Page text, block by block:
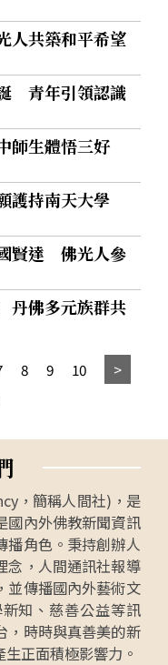
人共築和平希望
青年引領認識
師生體悟三好
護持南天大學
賢達 佛光人參
丹佛多元族群共
8 9 10
，簡稱人間社)，是
國內外佛教新聞資訊
播角色。秉持創辦人
念，人間通訊社報導
並傳播國內外藝術文
知、慈善公益等訊
，時時與真善美的新
正面積極影響力。